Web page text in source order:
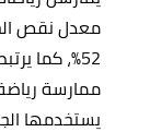
معدل نقص
52%، كما
ممارسة
يستخدمها